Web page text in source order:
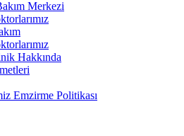
Merkezi
Hakkında
Emzirme Politikası